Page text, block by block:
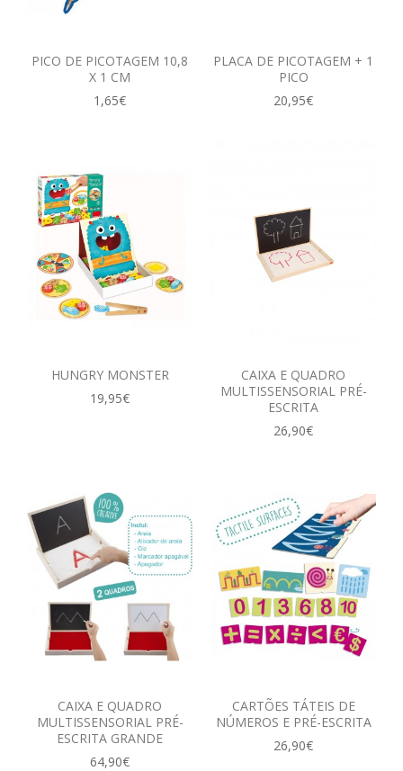
PICO DE PICOTAGEM 10,8
X 1 CM
1,65€
PLACA DE PICOTAGEM + 1
PICO
20,95€
HUNGRY MONSTER
19,95€
CAIXA E QUADRO
MULTISSENSORIAL PRÉ-
ESCRITA
26,90€
CAIXA E QUADRO
MULTISSENSORIAL PRÉ-
ESCRITA GRANDE
64,90€
CARTÕES TÁTEIS DE
NÚMEROS E PRÉ-ESCRITA
26,90€